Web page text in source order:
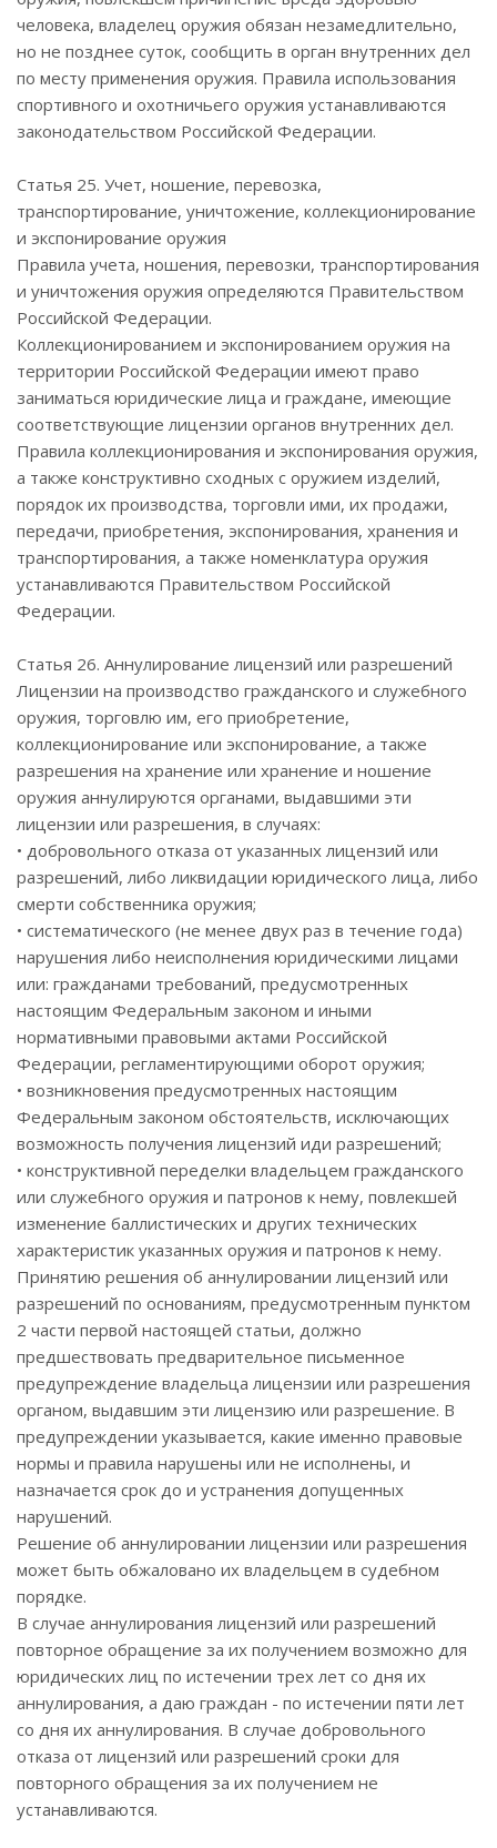
человека, владелец оружия обязан незамедлительно,
но не позднее суток, сообщить в орган внутренних дел
по месту применения оружия. Правила использования
спортивного и охотничьего оружия устанавливаются
законодательством Российской Федерации.
Статья 25. Учет, ношение, перевозка,
транспортирование, уничтожение, коллекционирование
и экспонирование оружия
Правила учета, ношения, перевозки, транспортирования
и уничтожения оружия определяются Правительством
Российской Федерации.
Коллекционированием и экспонированием оружия на
территории Российской Федерации имеют право
заниматься юридические лица и граждане, имеющие
соответствующие лицензии органов внутренних дел.
Правила коллекционирования и экспонирования оружия,
а также конструктивно сходных с оружием изделий,
порядок их производства, торговли ими, их продажи,
передачи, приобретения, экспонирования, хранения и
транспортирования, а также номенклатура оружия
устанавливаются Правительством Российской
Федерации.
Статья 26. Аннулирование лицензий или разрешений
Лицензии на производство гражданского и служебного
оружия, торговлю им, его приобретение,
коллекционирование или экспонирование, а также
разрешения на хранение или хранение и ношение
оружия аннулируются органами, выдавшими эти
лицензии или разрешения, в случаях:
• добровольного отказа от указанных лицензий или
разрешений, либо ликвидации юридического лица, либо
смерти собственника оружия;
• систематического (не менее двух раз в течение года)
нарушения либо неисполнения юридическими лицами
или: гражданами требований, предусмотренных
настоящим Федеральным законом и иными
нормативными правовыми актами Российской
Федерации, регламентирующими оборот оружия;
• возникновения предусмотренных настоящим
Федеральным законом обстоятельств, исключающих
возможность получения лицензий иди разрешений;
• конструктивной переделки владельцем гражданского
или служебного оружия и патронов к нему, повлекшей
изменение баллистических и других технических
характеристик указанных оружия и патронов к нему.
Принятию решения об аннулировании лицензий или
разрешений по основаниям, предусмотренным пунктом
2 части первой настоящей статьи, должно
предшествовать предварительное письменное
предупреждение владельца лицензии или разрешения
органом, выдавшим эти лицензию или разрешение. В
предупреждении указывается, какие именно правовые
нормы и правила нарушены или не исполнены, и
назначается срок до и устранения допущенных
нарушений.
Решение об аннулировании лицензии или разрешения
может быть обжаловано их владельцем в судебном
порядке.
В случае аннулирования лицензий или разрешений
повторное обращение за их получением возможно для
юридических лиц по истечении трех лет со дня их
аннулирования, а даю граждан - по истечении пяти лет
со дня их аннулирования. В случае добровольного
отказа от лицензий или разрешений сроки для
повторного обращения за их получением не
устанавливаются.